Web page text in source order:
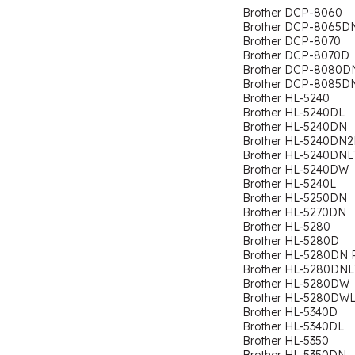
Brother DCP-8060
Brother DCP-
Brother DCP-8070
Brother DCP-8070D
Brother DCP-
Brother DCP-
Brother HL-5240
Brother HL-5240DL
Brother HL-5240DN
Brother HL-
Brother HL-
Brother HL-5240DW
Brother HL-5240L
Brother HL-5250DN
Brother HL-5270DN
Brother HL-5280
Brother HL-5280D
Brother HL-5280DN
Brother HL-
Brother HL-5280DW
Brother HL-
Brother HL-5340D
Brother HL-5340DL
Brother HL-5350